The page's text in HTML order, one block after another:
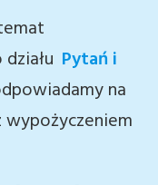
Pytań i
na
wypożyczeniem